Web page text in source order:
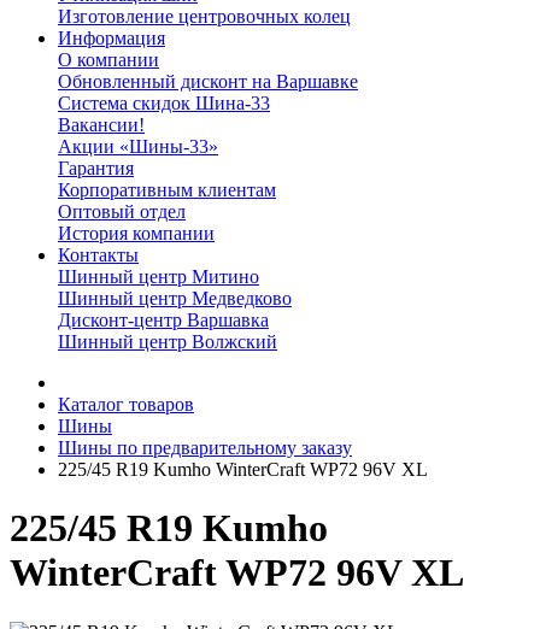
Изготовление центровочных колец
Информация
О компании
Обновленный дисконт на Варшавке
Система скидок Шина-33
Вакансии!
Акции «Шины-33»
Гарантия
Корпоративным клиентам
Оптовый отдел
История компании
Контакты
Шинный центр Митино
Шинный центр Медведково
Дисконт-центр Варшавка
Шинный центр Волжский
Каталог товаров
Шины
Шины по предварительному заказу
225/45 R19 Kumho WinterCraft WP72 96V XL
225/45 R19 Kumho
WinterCraft WP72 96V XL